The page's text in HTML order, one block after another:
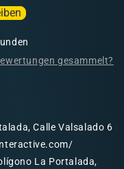
gesammelt?
Calle Valsalado 6
La Portalada,